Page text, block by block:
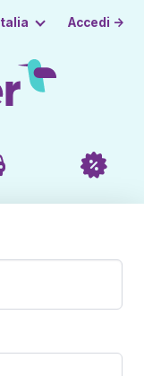
Italia Accedi →